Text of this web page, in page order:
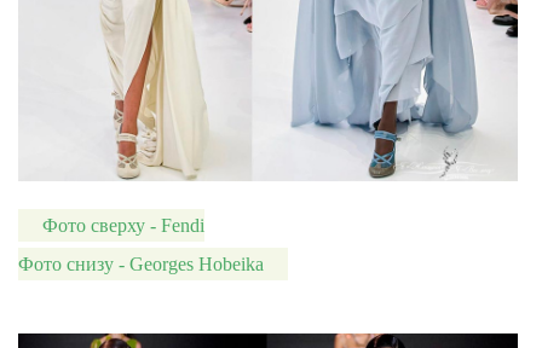
Фото сверху - Fendi
Фото снизу - Georges Hobeika